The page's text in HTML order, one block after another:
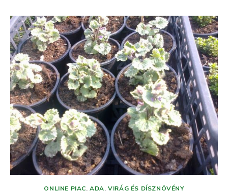
ONLINE PIAC,ADA,VIRÁG ÉS DÍSZNÖVÉNY